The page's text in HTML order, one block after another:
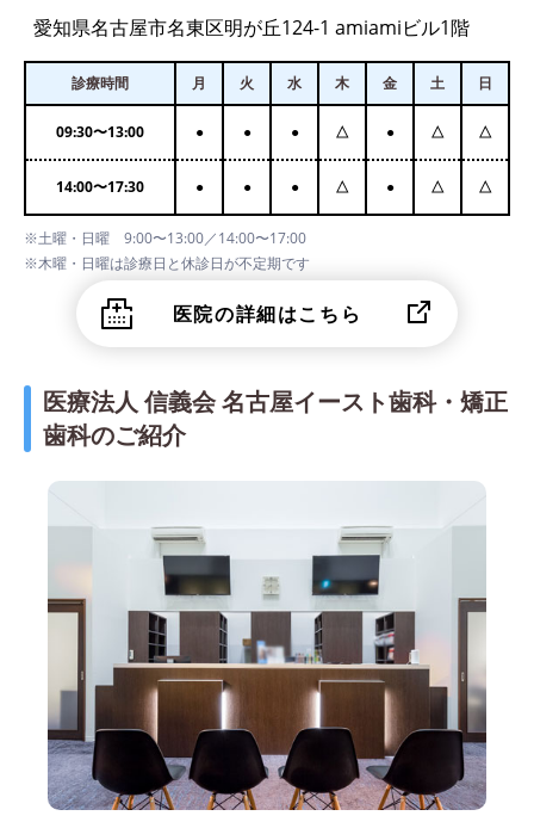
愛知県名古屋市名東区明が丘124-1 amiamiビル1階
診療時間 月 火 水 木 金 土 日
09:30〜13:00 ● ● ● △ ● △ △
14:00〜17:30 ● ● ● △ ● △ △
※土曜・日曜 9:00〜13:00／14:00〜17:00
※木曜・日曜は診療日と休診日が不定期です
医院の詳細はこちら
医療法人 信義会 名古屋イースト歯科・矯正
歯科のご紹介